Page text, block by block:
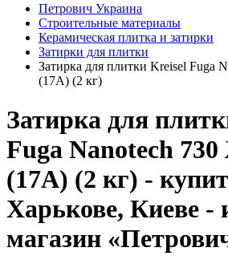
Петрович Украина
Строительные материалы
Керамическая плитка и затирки
Затирки для плитки
Затирка для плитки Kreisel Fuga
(17А) (2 кг)
Затирка для
Fuga Nanotech
(17А) (2 кг) -
Харькове, Киеве -
магазин